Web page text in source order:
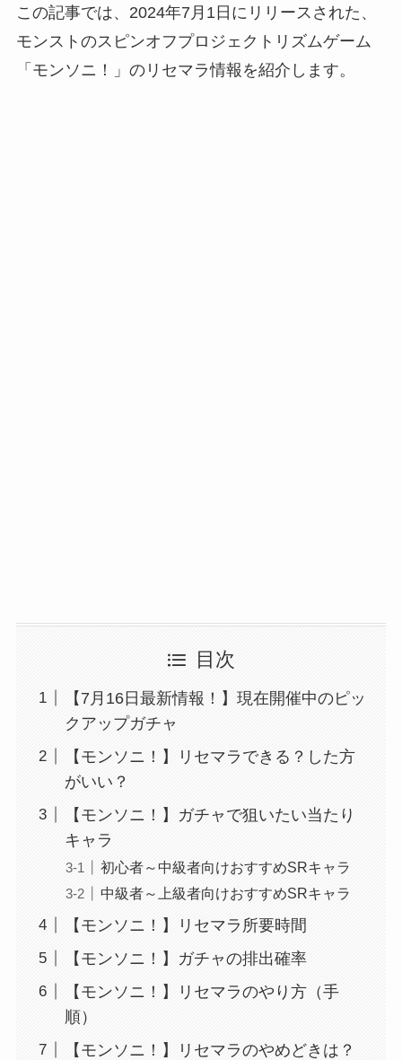
この記事では、2024年7月1日にリリースされた、
モンストのスピンオフプロジェクトリズムゲーム
「モンソニ！」のリセマラ情報を紹介します。
目次
【7月16日最新情報！】現在開催中のピッ
クアップガチャ
【モンソニ！】リセマラできる？した方
がいい？
【モンソニ！】ガチャで狙いたい当たり
キャラ
初心者～中級者向けおすすめSRキャラ
中級者～上級者向けおすすめSRキャラ
【モンソニ！】リセマラ所要時間
【モンソニ！】ガチャの排出確率
【モンソニ！】リセマラのやり方（手
順）
【モンソニ！】リセマラのやめどきは？